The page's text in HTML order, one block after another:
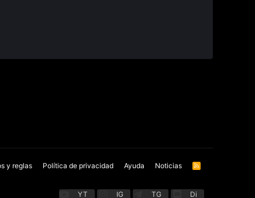
y reglas Política de privacidad Ayuda Noticias
R
YT IG TG Di